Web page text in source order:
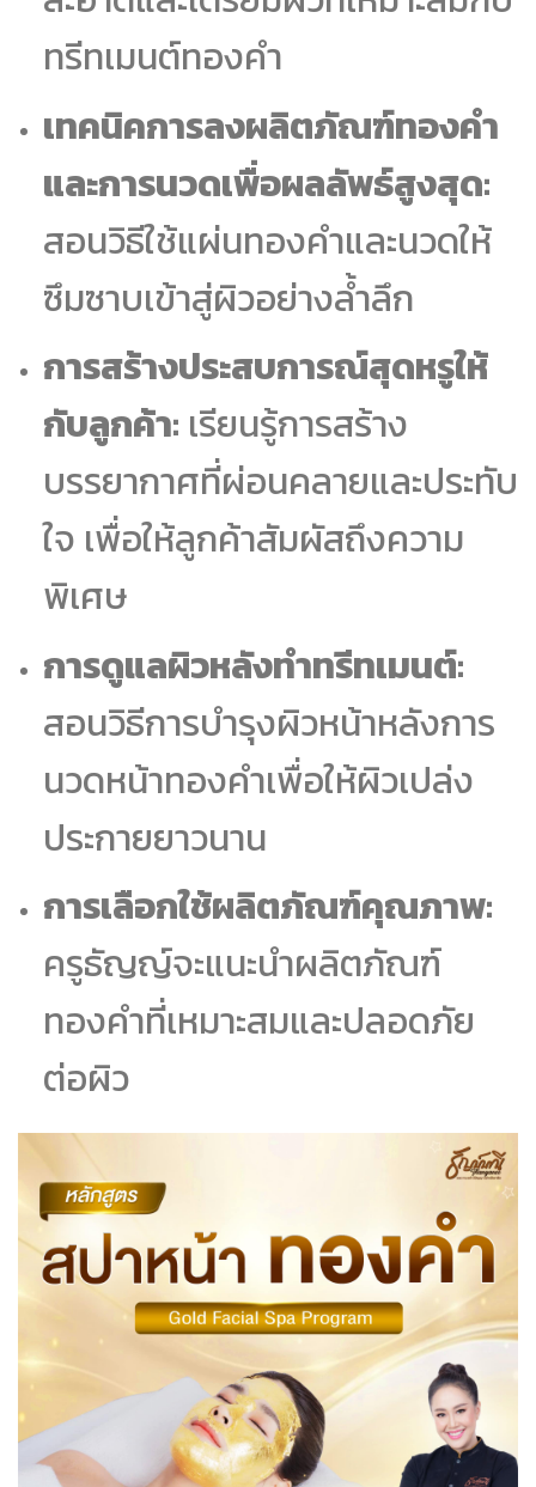
ทรีทเมนต์ทองคำ
เทคนิคการลงผลิตภัณฑ์ทองคำ
และการนวดเพื่อผลลัพธ์สูงสุด:
สอนวิธีใช้แผ่นทองคำและนวดให้
ซึมซาบเข้าสู่ผิวอย่างล้ำลึก
การสร้างประสบการณ์สุดหรูให้
กับลูกค้า: เรียนรู้การสร้าง
บรรยากาศที่ผ่อนคลายและประทับ
ใจ เพื่อให้ลูกค้าสัมผัสถึงความ
พิเศษ
การดูแลผิวหลังทำทรีทเมนต์:
สอนวิธีการบำรุงผิวหน้าหลังการ
นวดหน้าทองคำเพื่อให้ผิวเปล่ง
ประกายยาวนาน
การเลือกใช้ผลิตภัณฑ์คุณภาพ:
ครูธัญญ์จะแนะนำผลิตภัณฑ์
ทองคำที่เหมาะสมและปลอดภัย
ต่อผิว